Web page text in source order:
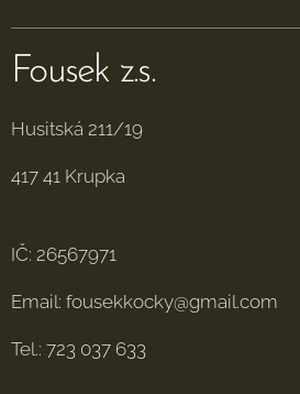
Fousek z.s.
Husitská 211/19
417 41 Krupka
IČ: 26567971
Email: fousekkocky@gmail.com
Tel.: 723 037 633